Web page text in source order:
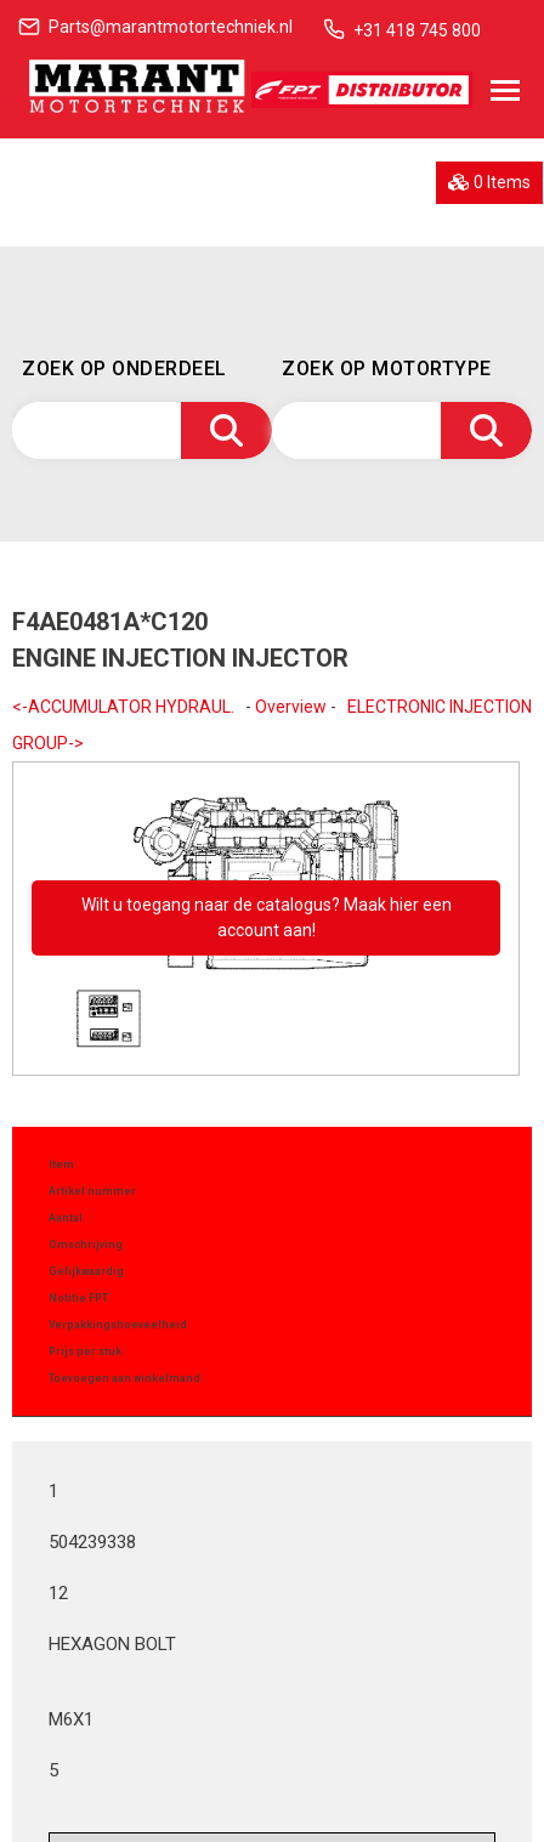
Parts@marantmotortechniek.nl +31 418 745 800
0 Items
ZOEK OP ONDERDEEL ZOEK OP MOTORTYPE
F4AE0481A*C120
ENGINE INJECTION INJECTOR
<-ACCUMULATOR HYDRAUL. - Overview -
ELECTRONIC INJECTION
GROUP->
Wilt u toegang naar de catalogus? Maak hier een
account aan!
Item
Artikel nummer
Aantal
Omschrijving
Gelijkwaardig
Notitie FPT
Verpakkingshoeveelheid
Prijs per stuk
Toevoegen aan winkelmand
1
504239338
12
HEXAGON BOLT
M6X1
5